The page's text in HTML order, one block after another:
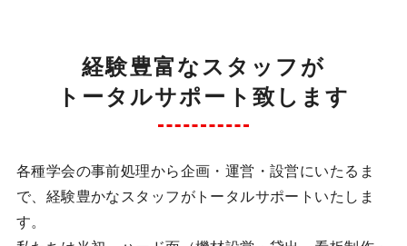
経験豊富なスタッフが
トータルサポート致します
各種学会の事前処理から企画・運営・設営にいたるま
で、経験豊かなスタッフがトータルサポートいたしま
す。